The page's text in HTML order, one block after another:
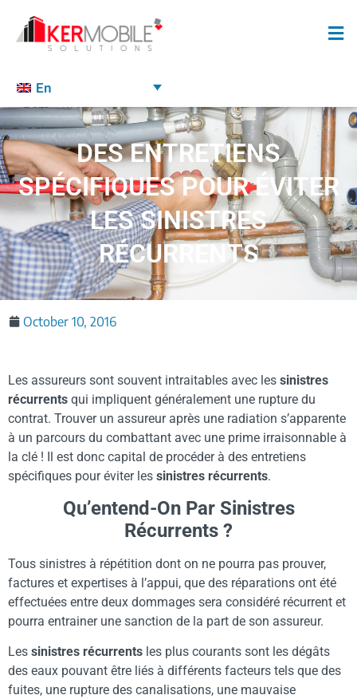
En
DES ENTRETIENS
SPÉCIFIQUES POUR ÉVITER
LES SINISTRES
RÉCURRENTS
October 10, 2016
Les assureurs sont souvent intraitables avec les sinistres
récurrents qui impliquent généralement une rupture du
contrat. Trouver un assureur après une radiation s’apparente
à un parcours du combattant avec une prime irraisonnable à
la clé ! Il est donc capital de procéder à des entretiens
spécifiques pour éviter les sinistres récurrents.
Qu’entend-On Par Sinistres
Récurrents ?
Tous sinistres à répétition dont on ne pourra pas prouver,
factures et expertises à l’appui, que des réparations ont été
effectuées entre deux dommages sera considéré récurrent et
pourra entrainer une sanction de la part de son assureur.
Les sinistres récurrents les plus courants sont les dégâts
des eaux pouvant être liés à différents facteurs tels que des
fuites, une rupture des canalisations, une mauvaise